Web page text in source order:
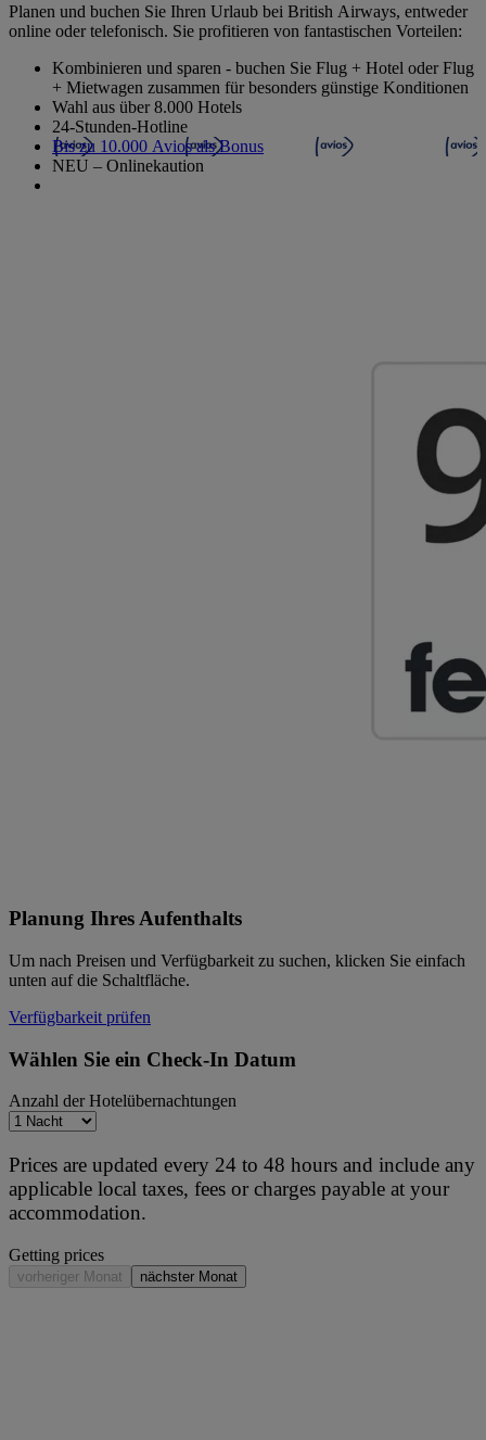
Planen und buchen Sie Ihren Urlaub bei British Airways, entweder
online oder telefonisch. Sie profitieren von fantastischen Vorteilen:
Kombinieren und sparen - buchen Sie Flug + Hotel oder Flug
+ Mietwagen zusammen für besonders günstige Konditionen
Wahl aus über 8.000 Hotels
24-Stunden-Hotline
Bis zu 10.000 Avios als Bonus
NEU – Onlinekaution
Planung Ihres Aufenthalts
Um nach Preisen und Verfügbarkeit zu suchen, klicken Sie einfach
unten auf die Schaltfläche.
Verfügbarkeit prüfen
Wählen Sie ein Check-In Datum
Anzahl der Hotelübernachtungen
Prices are updated every 24 to 48 hours and include any
applicable local taxes, fees or charges payable at your
accommodation.
Getting prices
vorheriger Monat nächster Monat